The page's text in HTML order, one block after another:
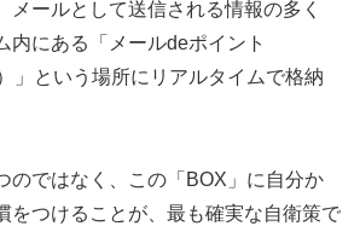
メールとして送信される情報の多く
内にある「メールdeポイント
」という場所にリアルタイムで格納
のではなく、この「BOX」に自分か
をつけることが、最も確実な自衛策で